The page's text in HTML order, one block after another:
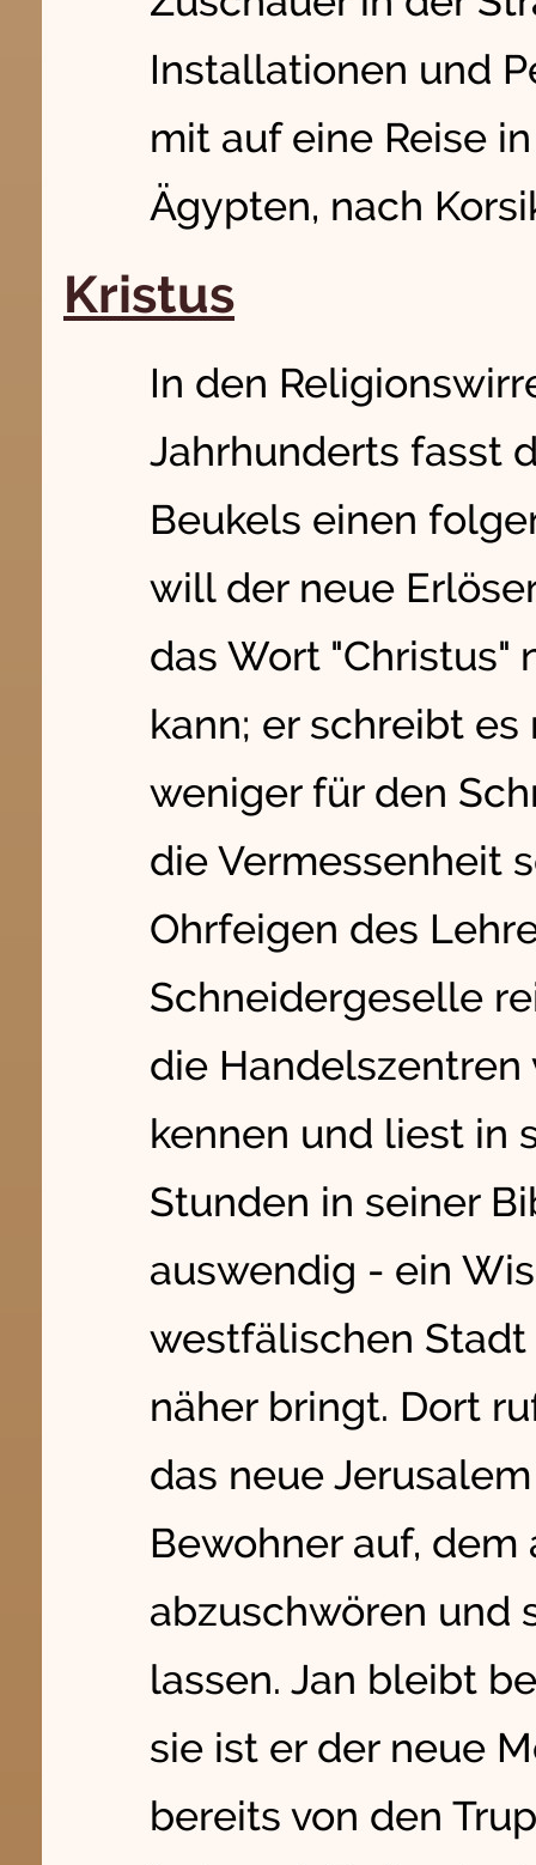
Installationen und
mit auf eine Reise
Ägypten, nach
Kristus
In den
Jahrhunderts fasst
Beukels einen
will der neue
das Wort "Christus"
kann; er schreibt
weniger für den
die Vermessenheit
Ohrfeigen des
Schneidergeselle
die
kennen und liest in
Stunden in seiner
auswendig - ein
westfälischen
näher bringt. Dort
das neue
Bewohner auf, dem
abzuschwören und
lassen. Jan bleibt
sie ist er der neue
bereits von den